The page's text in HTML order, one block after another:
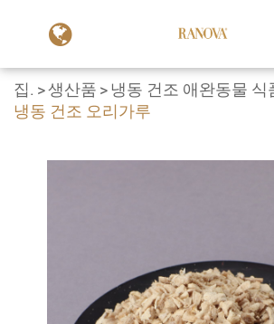
집. 생산품 냉동 건조 애완동물 식
냉동 건조 오리가루